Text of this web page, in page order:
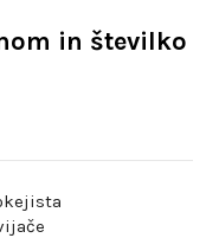
in številko